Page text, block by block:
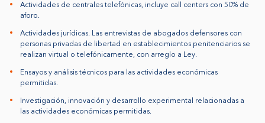
Actividades de centrales telefónicas, incluye call centers con 50% de
aforo.
Actividades jurídicas. Las entrevistas de abogados defensores con
personas privadas de libertad en establecimientos penitenciarios se
realizan virtual o telefónicamente, con arreglo a Ley.
Ensayos y análisis técnicos para las actividades económicas
permitidas.
Investigación, innovación y desarrollo experimental relacionadas a
las actividades económicas permitidas.